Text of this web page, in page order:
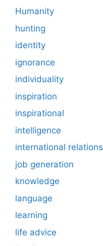
Humanity
hunting
identity
ignorance
individuality
inspiration
inspirational
intelligence
international relations
job generation
knowledge
language
learning
life advice